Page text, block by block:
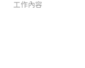
工作內容